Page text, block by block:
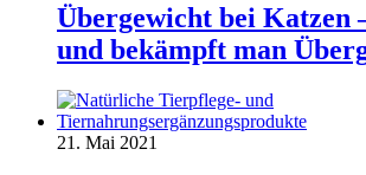
Übergewicht bei Katzen
und bekämpft man
21. Mai 2021